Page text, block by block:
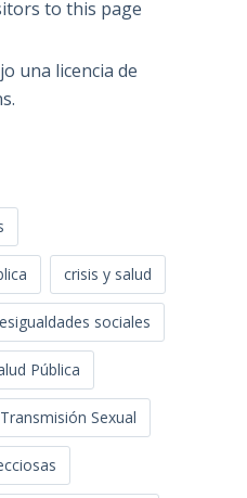
una licencia de
.
crisis y salud
sociales
Pública
Sexual